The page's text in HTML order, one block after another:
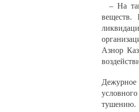
– На
веществ.
Азнор
тушению.